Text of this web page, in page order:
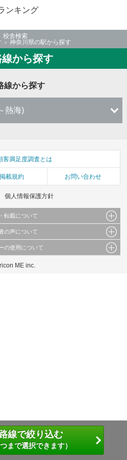
ンキング
校舎検索
神奈川県の駅から探す
から探す
線から探す
熱海)
線で絞り込む
まで選択できます）
客満足度調査とは
掲載規約 お問い合わせ
個人情報保護方針
転載について
写真、イラスト、画像データ等）及びこれらの配
載・複製などの二次利用を行うことは固く禁じて
の声について
ービスの利用者が提出された見解・感想です。
いただいた上でご覧ください。
の使用について
ザーに合わせたコンテンツや広告の表示、ソー
ME inc.